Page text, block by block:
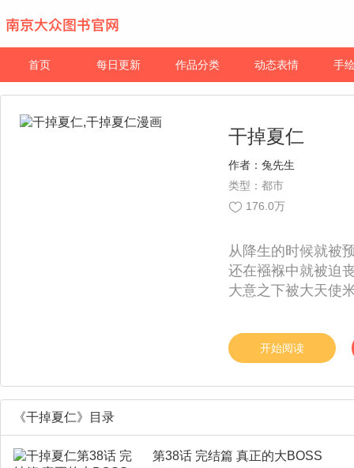
首页 每日更新 作品分类 动态表情 手
干掉夏仁
作者： 兔先生
类型：都市
176.0万
从降生的时候就被
还在襁褓中就被迫
大意之下被大天使
将你杀死！不过
独家，每周五更新
开始阅读
《干掉夏仁》目录
第38话 完结篇 真正的大BOSS